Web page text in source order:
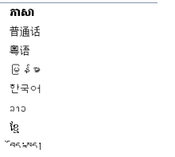
ភាសា
普通话
粤语
မြန်မာ
한국어
ລາວ
ខ្មែ
བོད་སྐད།